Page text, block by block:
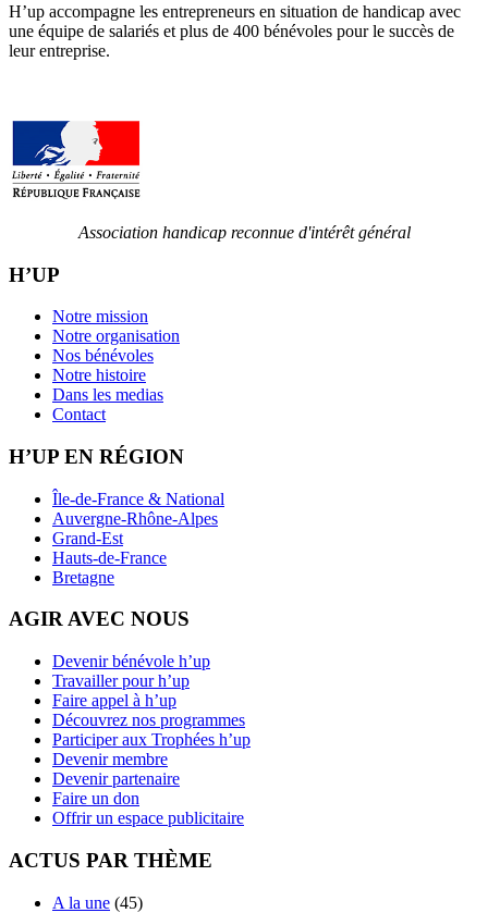
H’up accompagne​​ les entrepreneurs en situation de handicap avec
une équipe de salariés et plus de 400 bénévoles pour le succès de
leur entreprise.
Association handicap reconnue d'intérêt général
H’UP
Notre mission
Notre organisation
Nos bénévoles
Notre histoire
Dans les medias
Contact
H’UP EN RÉGION
Île-de-France & National
Auvergne-Rhône-Alpes
Grand-Est
Hauts-de-France
Bretagne
AGIR AVEC NOUS
Devenir bénévole h’up
Travailler pour h’up
Faire appel à h’up
Découvrez nos programmes
Participer aux Trophées h’up
Devenir membre
Devenir partenaire
Faire un don
Offrir un espace publicitaire
ACTUS PAR THÈME
A la une (45)